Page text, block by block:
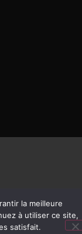
la meilleure
à utiliser ce site,
satisfait.